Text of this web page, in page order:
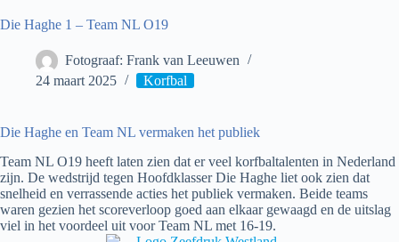
Die Haghe 1 – Team NL O19
Fotograaf: Frank van Leeuwen
24 maart 2025
Korfbal
Die Haghe en Team NL vermaken het publiek
Team NL O19 heeft laten zien dat er veel korfbaltalenten in Nederland
zijn. De wedstrijd tegen Hoofdklasser Die Haghe liet ook zien dat
snelheid en verrassende acties het publiek vermaken. Beide teams
waren gezien het scoreverloop goed aan elkaar gewaagd en de uitslag
viel in het voordeel uit voor Team NL met 16-19.